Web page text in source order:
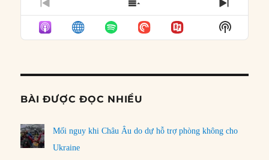
PREVIOUS
EPISODE
SHOW
EPISODES
LIST
NEXT
Show
Podcast
BÀI ĐƯỢC ĐỌC NHIỀU
Mối nguy khi Châu Âu do dự hỗ trợ phòng không cho
Ukraine